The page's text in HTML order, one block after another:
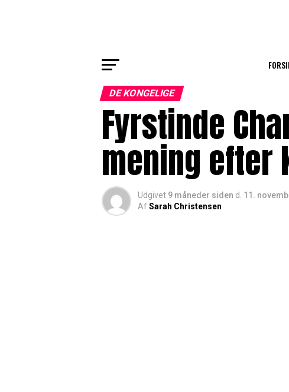
DE KONGELIGE
Fyrstinde
mening efter
Udgivet 9 måneder siden d. 11.
AfSarah Christensen